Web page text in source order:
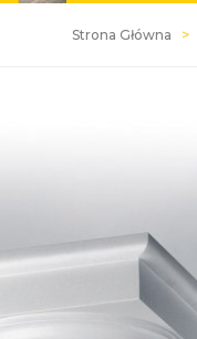
Strona Główna